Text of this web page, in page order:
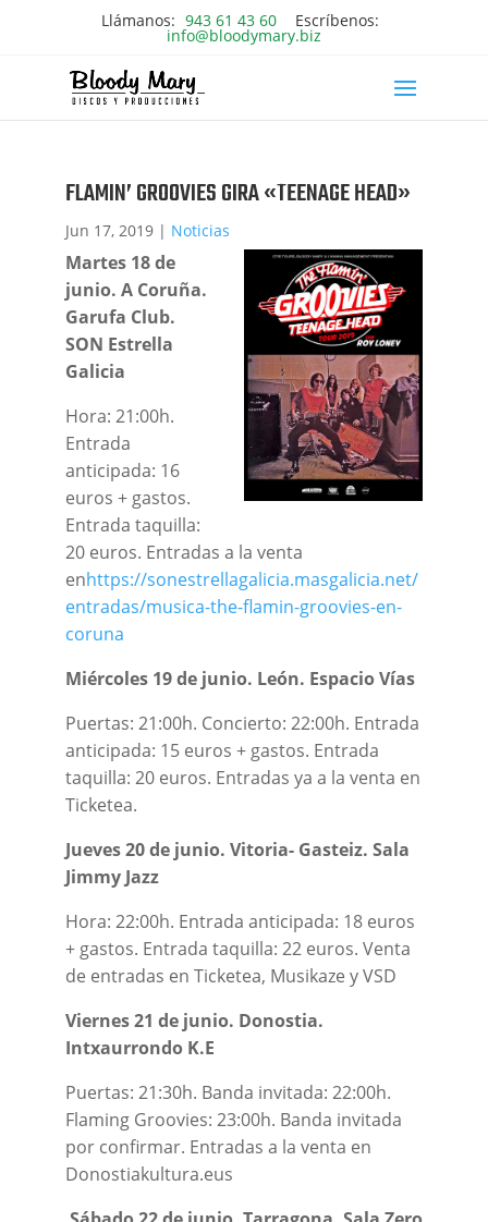
Llámanos: 943 61 43 60 Escríbenos:
info@bloodymary.biz
FLAMIN’ GROOVIES GIRA «TEENAGE HEAD»
Jun 17, 2019| Noticias
Martes 18 de
junio. A Coruña.
Garufa Club.
SON Estrella
Galicia
Hora: 21:00h.
Entrada
anticipada: 16
euros + gastos.
Entrada taquilla:
20 euros. Entradas a la venta
enhttps://sonestrellagalicia.masgalicia.net/
entradas/musica-the-flamin-groovies-en-
coruna
Miércoles 19 de junio. León. Espacio Vías
Puertas: 21:00h. Concierto: 22:00h. Entrada
anticipada: 15 euros + gastos. Entrada
taquilla: 20 euros. Entradas ya a la venta en
Ticketea.
Jueves 20 de junio. Vitoria- Gasteiz. Sala
Jimmy Jazz
Hora: 22:00h. Entrada anticipada: 18 euros
+ gastos. Entrada taquilla: 22 euros. Venta
de entradas en Ticketea, Musikaze y VSD
Viernes 21 de junio. Donostia.
Intxaurrondo K.E
Puertas: 21:30h. Banda invitada: 22:00h.
Flaming Groovies: 23:00h. Banda invitada
por confirmar. Entradas a la venta en
Donostiakultura.eus